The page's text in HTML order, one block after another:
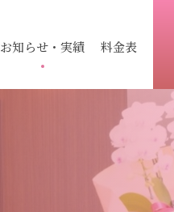
医療レーザー脱毛
毛穴
ボトックス
イソトレチノイン
薄毛治療
シワ改善注射
お知らせ・実績 料金表